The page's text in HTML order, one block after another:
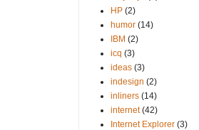
HP (2)
humor (14)
IBM (2)
icq (3)
ideas (3)
indesign (2)
inliners (14)
internet (42)
Internet Explorer (3)